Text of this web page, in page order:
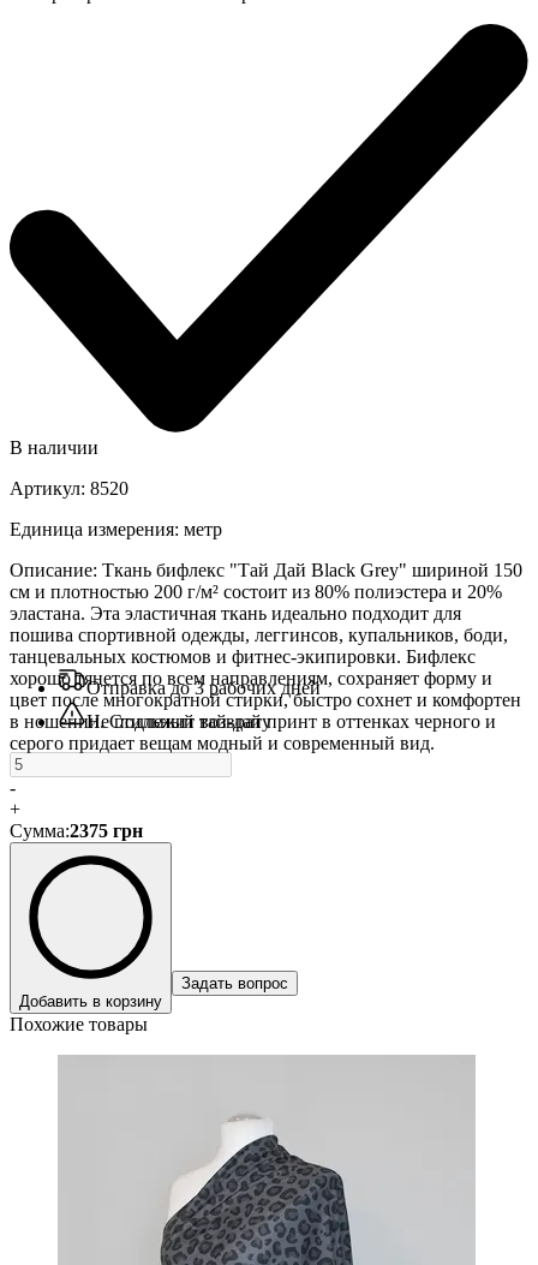
В наличии
Артикул: 8520
Единица измерения: метр
Описание: Ткань бифлекс "Тай Дай Black Grey" шириной 150
см и плотностью 200 г/м² состоит из 80% полиэстера и 20%
эластана. Эта эластичная ткань идеально подходит для
пошива спортивной одежды, леггинсов, купальников, боди,
танцевальных костюмов и фитнес-экипировки. Бифлекс
хорошо тянется по всем направлениям, сохраняет форму и
цвет после многократной стирки, быстро сохнет и комфортен
в ношении. Стильный тай-дай принт в оттенках черного и
серого придает вещам модный и современный вид.
Отправка до 3 рабочих дней
Не подлежит возврату
-
+
Сумма:2375 грн
Добавить в корзину
Задать вопрос
Похожие товары